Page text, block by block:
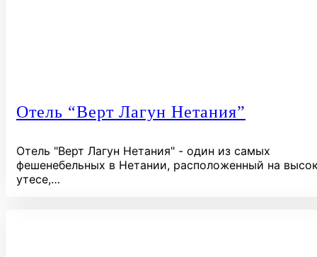
Отель “Верт Лагун Нетания”
Отель "Верт Лагун Нетания" - один из самых
фешенебельных в Нетании, расположенный на
утесе,…